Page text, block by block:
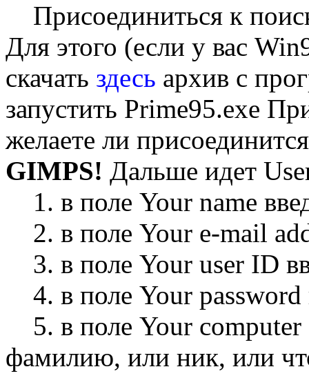
Присоединиться к
Для этого (если у вас
скачать здесь архив с
запустить Prime95.exe
желаете ли
GIMPS! Дальше идет
1. в поле Your name
2. в поле Your e-mail
3. в поле Your user ID
4. в поле Your password
5. в поле Your computer
фамилию, или ник, или